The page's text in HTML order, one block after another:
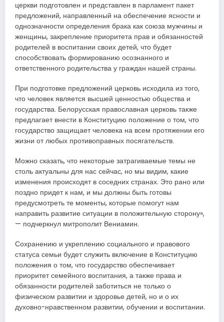
церкви подготовлен и представлен в парламент пакет
предложений, направленный на обеспечение ясности и
однозначности определения брака как союза мужчины и
женщины, закрепление приоритета прав и обязанностей
родителей в воспитании своих детей, что будет
способствовать формированию осознанного и
ответственного родительства у граждан нашей страны.
При подготовке предложений церковь исходила из того,
что человек является высшей ценностью общества и
государства. Белорусская православная церковь также
предлагает внести в Конституцию положение о том, что
государство защищает человека на всем протяжении его
жизни от любых противоправных посягательств.
Можно сказать, что некоторые затрагиваемые темы не
столь актуальны для нас сейчас, но мы видим, какие
изменения происходят в соседних странах. Это рано или
поздно придет к нам, и мы должны быть готовы
предусмотреть те моменты, которые помогут нам
направить развитие ситуации в положительную сторону»,
— подчеркнул митрополит Вениамин.
Сохранению и укреплению социального и правового
статуса семьи будет служить включение в Конституцию
положения о том, что государство обеспечивает
приоритет семейного воспитания, а также права и
обязанности родителей заботиться не только о
физическом развитии и здоровье детей, но и о их
духовно-нравственном развитии, обучении и воспитании.